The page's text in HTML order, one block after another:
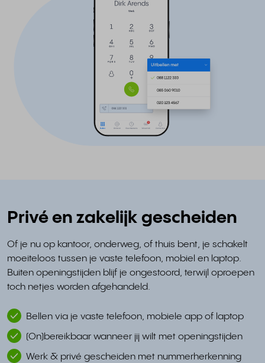
Privé en zakelijk gescheiden
Of je nu op kantoor, onderweg, of thuis bent, je schakelt
moeiteloos tussen je vaste telefoon, mobiel en laptop.
Buiten openingstijden blijf je ongestoord, terwijl oproepen
toch netjes worden afgehandeld.
Bellen via je vaste telefoon, mobiele app of laptop
(On)bereikbaar wanneer jij wilt met openingstijden
Werk & privé gescheiden met nummerherkenning